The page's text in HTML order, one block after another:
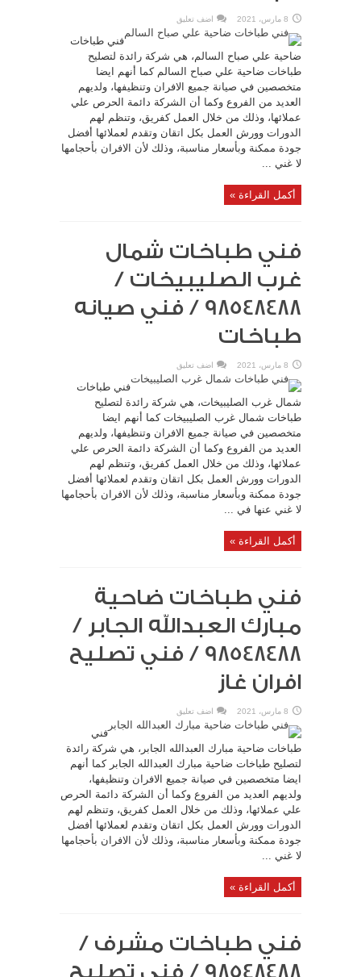
8 مارس، 2021 اضف تعليق
فني طباخات
ضاحية علي صباح السالم، هي شركة رائدة لتصليح
طباخات ضاحية علي صباح السالم كما أنهم ايضا
متخصصين في صيانة جميع الافران وتنظيفها، ولديهم
العديد من الفروع وكما أن الشركة دائمة الحرص علي
عملائها، وذلك من خلال العمل كفريق، وتنظم لهم
الدورات وورش العمل بكل اتقان وتقدم لعملائها أفضل
جودة ممكنة وبأسعار مناسبة، وذلك لأن الافران بأحجامها
لا غني ...
أكمل القراءة »
فني طباخات شمال
غرب الصليبيخات /
98548488 / فني صيانه
طباخات
8 مارس، 2021 اضف تعليق
فني طباخات
شمال غرب الصليبيخات، هي شركة رائدة لتصليح
طباخات شمال غرب الصليبيخات كما أنهم ايضا
متخصصين في صيانة جميع الافران وتنظيفها، ولديهم
العديد من الفروع وكما أن الشركة دائمة الحرص علي
عملائها، وذلك من خلال العمل كفريق، وتنظم لهم
الدورات وورش العمل بكل اتقان وتقدم لعملائها أفضل
جودة ممكنة وبأسعار مناسبة، وذلك لأن الافران بأحجامها
لا غني عنها في ...
أكمل القراءة »
فني طباخات ضاحية
مبارك العبدالله الجابر /
98548488 / فني تصليح
افران غاز
8 مارس، 2021 اضف تعليق
فني
طباخات ضاحية مبارك العبدالله الجابر، هي شركة رائدة
لتصليح طباخات ضاحية مبارك العبدالله الجابر كما أنهم
ايضا متخصصين في صيانة جميع الافران وتنظيفها،
ولديهم العديد من الفروع وكما أن الشركة دائمة الحرص
علي عملائها، وذلك من خلال العمل كفريق، وتنظم لهم
الدورات وورش العمل بكل اتقان وتقدم لعملائها أفضل
جودة ممكنة وبأسعار مناسبة، وذلك لأن الافران بأحجامها
لا غني ...
أكمل القراءة »
فني طباخات مشرف /
98548488 / فني تصليح